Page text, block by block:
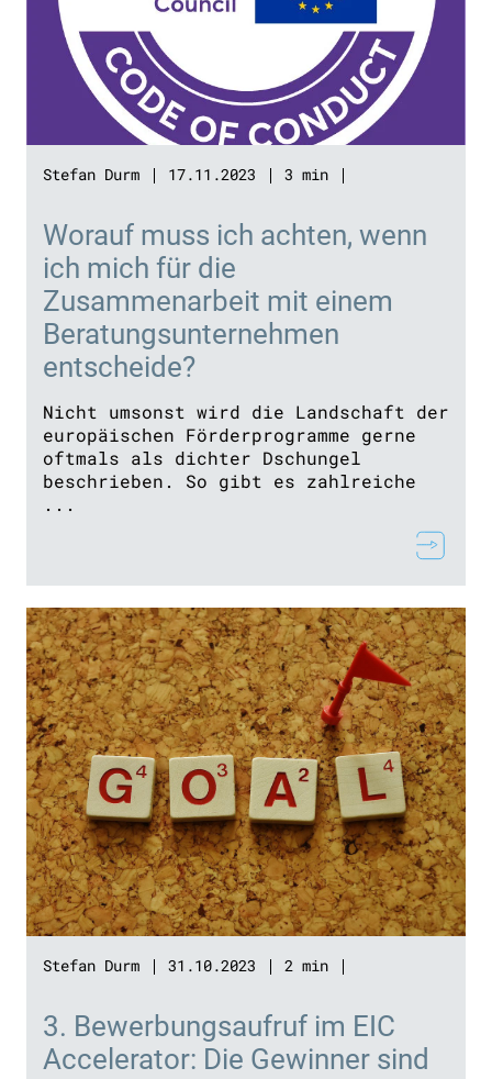
Stefan Durm 17.11.2023 3 min
Worauf muss ich achten, wenn
ich mich für die
Zusammenarbeit mit einem
Beratungsunternehmen
entscheide?
Nicht umsonst wird die Landschaft der
europäischen Förderprogramme gerne
oftmals als dichter Dschungel
beschrieben. So gibt es zahlreiche
...
Stefan Durm 31.10.2023 2 min
3. Bewerbungsaufruf im EIC
Accelerator: Die Gewinner sind